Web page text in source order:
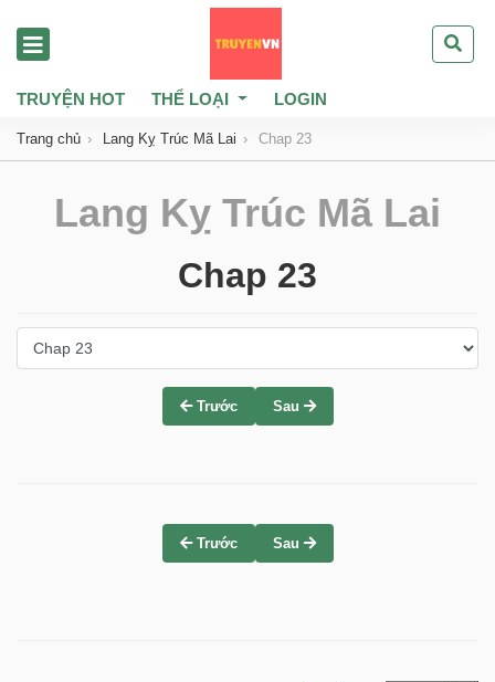
TRUYỆN HOT THỂ LOẠI LOGIN
Trang chủ Lang Kỵ Trúc Mã Lai Chap 23
Lang Kỵ Trúc Mã Lai
Chap 23
Trước Sau
Trước Sau